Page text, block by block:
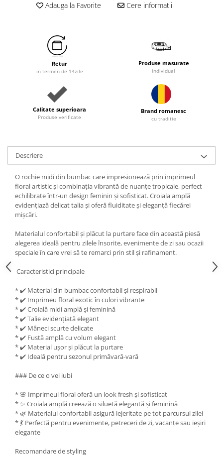
Adauga la Favorite Cere informatii
Retur
in termen de 14zile
Produse masurate
individual
Calitate superioara
Produse verificate
Brand romanesc
cu traditie
Descriere
O rochie midi din bumbac care impresionează prin imprimeul
floral artistic și combinația vibrantă de nuanțe tropicale, perfect
echilibrate într-un design feminin și sofisticat. Croiala amplă
evidențiază delicat talia și oferă fluiditate și eleganță fiecărei
mișcări.
Materialul confortabil și plăcut la purtare face din această piesă
alegerea ideală pentru zilele însorite, evenimente de zi sau ocazii
speciale în care vrei să te remarci prin stil și rafinament.
Caracteristici principale
* ✔️ Material din bumbac confortabil și respirabil
* ✔️ Imprimeu floral exotic în culori vibrante
* ✔️ Croială midi amplă și feminină
* ✔️ Talie evidențiată elegant
* ✔️ Mâneci scurte delicate
* ✔️ Fustă amplă cu volum elegant
* ✔️ Material ușor și plăcut la purtare
* ✔️ Ideală pentru sezonul primăvară-vară
### De ce o vei iubi
* 🌸 Imprimeul floral oferă un look fresh și sofisticat
* ✨ Croiala amplă creează o siluetă elegantă și feminină
* 🌿 Materialul confortabil asigură lejeritate pe tot parcursul zilei
* 💃 Perfectă pentru evenimente, petreceri de zi, vacanțe sau ieșiri
elegante
Recomandare de styling